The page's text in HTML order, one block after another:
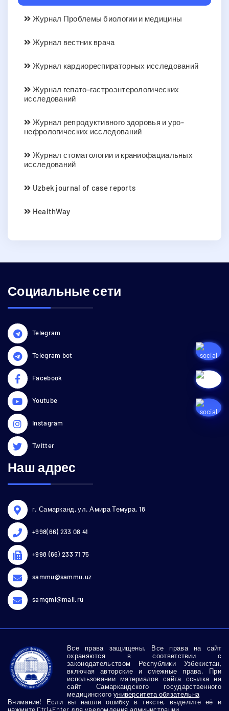
Журнал Проблемы биологии и медицины
Журнал вестник врача
Журнал кардиореспираторных исследований
Журнал гепато-гастроэнтерологических
исследований
Журнал репродуктивного здоровья и уро-
нефрологических исследований
Журнал стоматологии и краниофациальных
исследований
Uzbek journal of case reports
HealthWay
Социальные сети
Telegram
Telegram bot
Facebook
Youtube
Instagram
Twitter
Наш адрес
г. Самарканд, ул. Амира Темура, 18
+998(66) 233 08 41
+998 (66) 233 71 75
sammu@sammu.uz
samgmi@mail.ru
Все права защищены. Все права на сайт
охраняются в соответствии с
законодательством Республики Узбекистан,
включая авторские и смежные права. При
использовании материалов сайта ссылка на
сайт Самаркандского государственного
медицинского университета обязательна
Внимание! Если вы нашли ошибку в тексте, выделите её и
нажмите Ctrl+Enter для уведомления администрации